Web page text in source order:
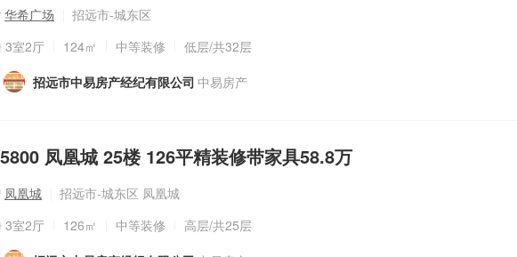
华希广场
招远市-城东区
3室2厅
124㎡ 中等装修 低层/共32层
招远市中易房产经纪有限公司 中易房产
凤凰城 25楼 126平精装修带家具58.8万
凤凰城
招远市-城东区 凤凰城
3室2厅
126㎡ 中等装修 高层/共25层